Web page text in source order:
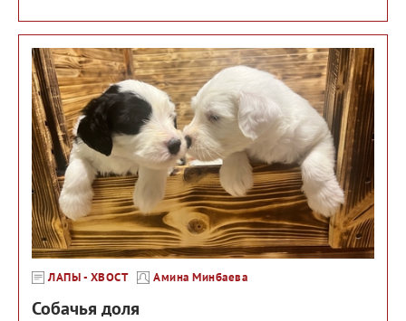
ЛАПЫ - ХВОСТ Амина Минбаева
Собачья доля